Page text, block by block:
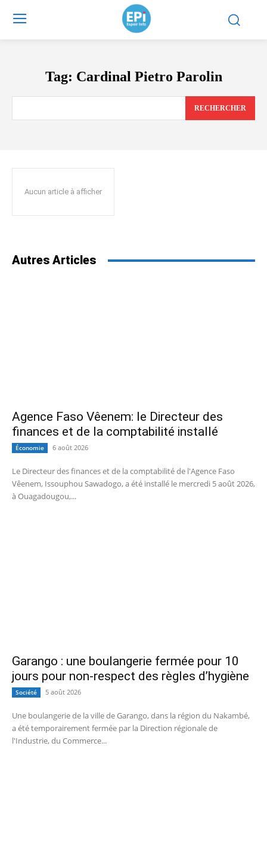
Tag: Cardinal Pietro Parolin
RECHERCHER
Aucun article à afficher
Autres Articles
Agence Faso Vêenem: le Directeur des
finances et de la comptabilité installé
Économie 6 août 2026
Le Directeur des finances et de la comptabilité de l'Agence Faso
Vêenem, Issouphou Sawadogo, a été installé le mercredi 5 août 2026,
à Ouagadougou,...
Garango : une boulangerie fermée pour 10
jours pour non-respect des règles d’hygiène
Société 5 août 2026
Une boulangerie de la ville de Garango, dans la région du Nakambé,
a été temporairement fermée par la Direction régionale de
l'Industrie, du Commerce...